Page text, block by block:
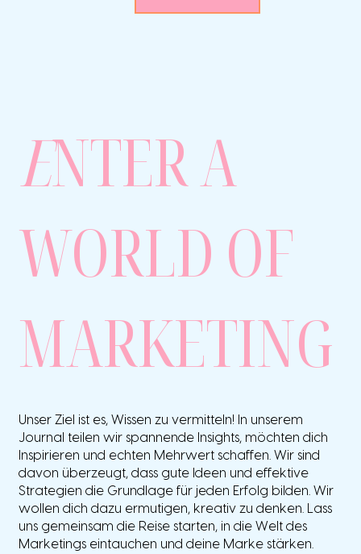
ENTER A
WORLD OF
MARKETING
Unser Ziel ist es, Wissen zu vermitteln! In unserem
Journal teilen wir spannende Insights, möchten dich
Inspirieren und echten Mehrwert schaffen. Wir sind
davon überzeugt, dass gute Ideen und effektive
Strategien die Grundlage für jeden Erfolg bilden. Wir
wollen dich dazu ermutigen, kreativ zu denken. Lass
uns gemeinsam die Reise starten, in die Welt des
Marketings eintauchen und deine Marke stärken.